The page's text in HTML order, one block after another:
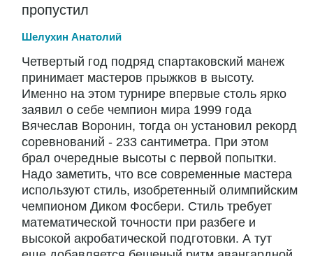
пропустил
Шелухин Анатолий
Четвертый год подряд спартаковский манеж
принимает мастеров прыжков в высоту.
Именно на этом турнире впервые столь ярко
заявил о себе чемпион мира 1999 года
Вячеслав Воронин, тогда он установил рекорд
соревнований - 233 сантиметра. При этом
брал очередные высоты с первой попытки.
Надо заметить, что все современные мастера
используют стиль, изобретенный олимпийским
чемпионом Диком Фосбери. Стиль требует
математической точности при разбеге и
высокой акробатической подготовки. А тут